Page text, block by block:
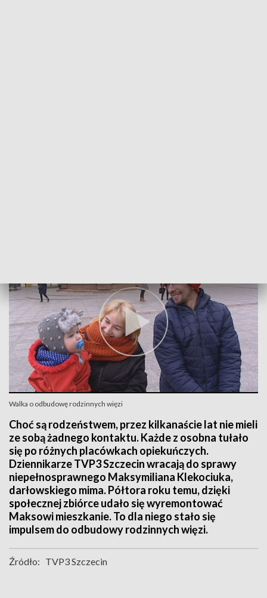
Walka o odbudowę rodzinnych więzi
Choć są rodzeństwem, przez kilkanaście lat nie mieli
ze sobą żadnego kontaktu. Każde z osobna tułało
się po różnych placówkach opiekuńczych.
Dziennikarze TVP3 Szczecin wracają do sprawy
niepełnosprawnego Maksymiliana Klekociuka,
darłowskiego mima. Półtora roku temu, dzięki
społecznej zbiórce udało się wyremontować
Maksowi mieszkanie. To dla niego stało się
impulsem do odbudowy rodzinnych więzi.
Źródło: TVP3 Szczecin